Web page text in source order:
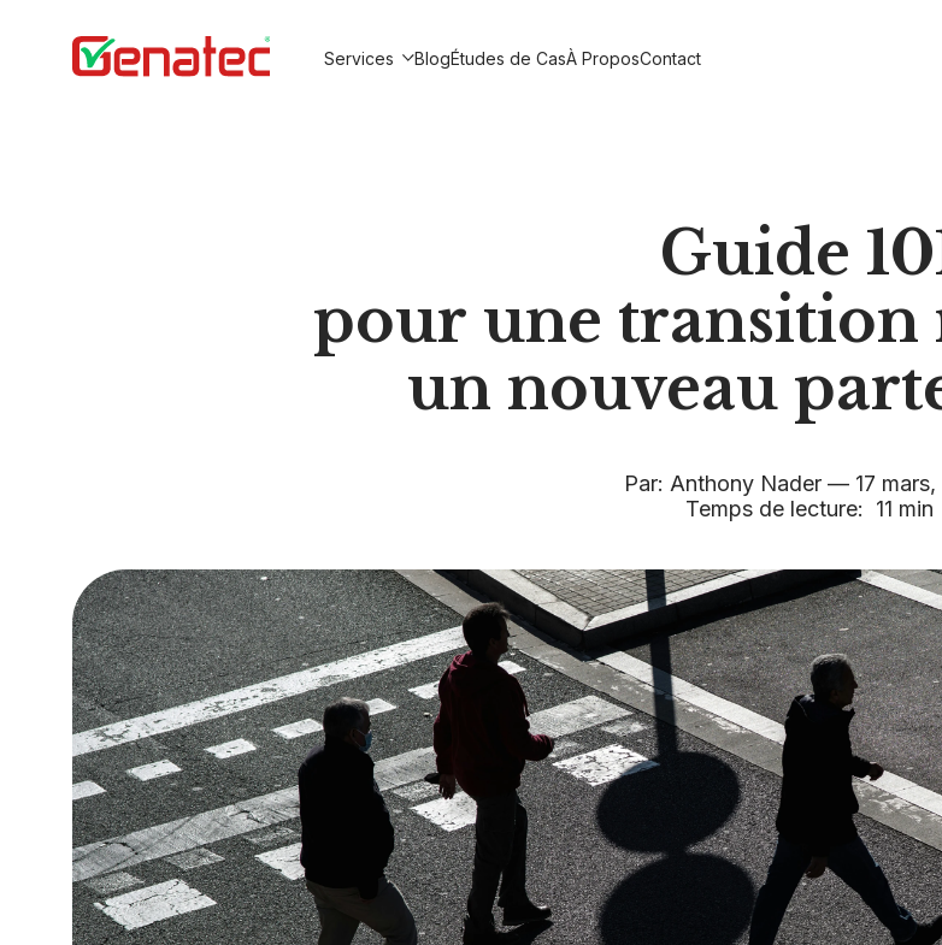
Show submenu for Services
Services BlogÉtudes de CasÀ ProposContact
Guide
pour une transition
un nouveau
Par: Anthony Nader — 17
Temps de lecture: 11 min